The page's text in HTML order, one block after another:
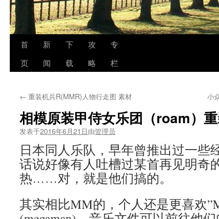
首
页
新
闻
下
载
攻
略
专
栏
← 重装机兵R(MMR)人物行走图 素材 小
相模原装甲侍女乐团（roam）
发表于2016年6月21日由管理员
日本同人乐队，早年曾推出过一些
话说好像有人吐槽过某首再见明奇
热……对，就是他们搞的。
其实相比MM的，个人还是更喜欢